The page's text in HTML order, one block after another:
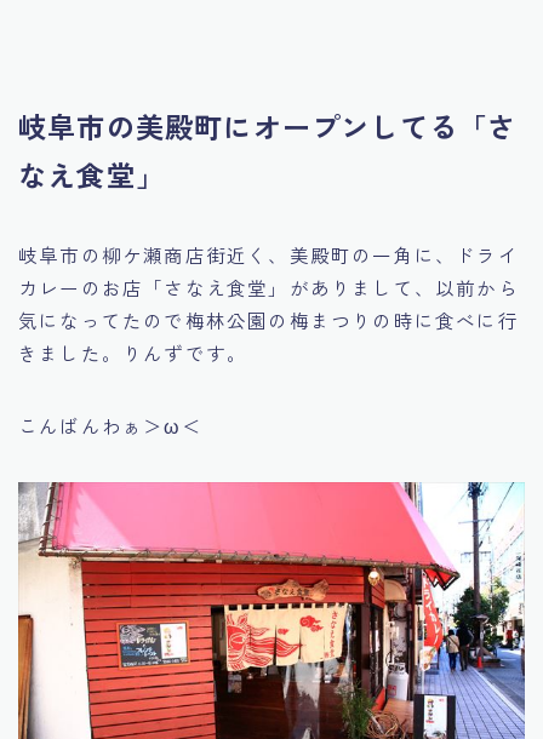
岐阜市の美殿町にオープンしてる「さ
なえ食堂」
岐阜市の柳ケ瀬商店街近く、美殿町の一角に、ドライ
カレーのお店「さなえ食堂」がありまして、以前から
気になってたので梅林公園の梅まつりの時に食べに行
きました。りんずです。
こんばんわぁ＞ω＜